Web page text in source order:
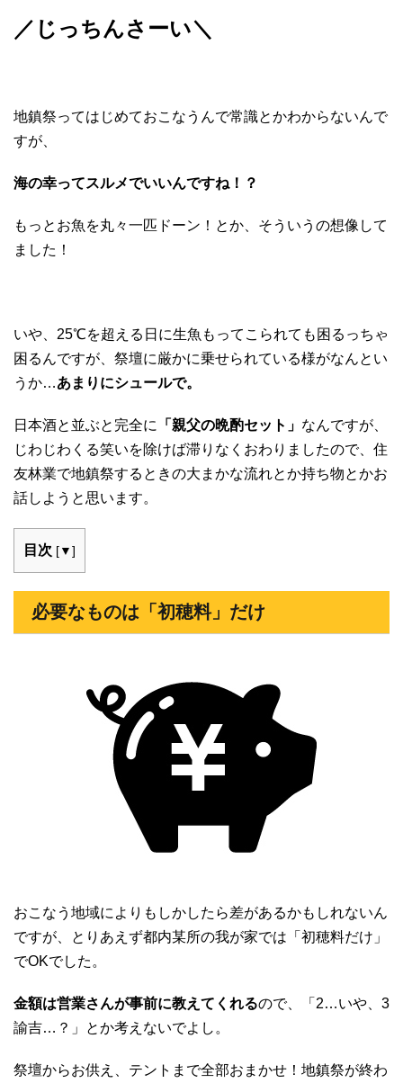
／じっちんさーい＼
地鎮祭ってはじめておこなうんで常識とかわからないんで
すが、
海の幸ってスルメでいいんですね！？
もっとお魚を丸々一匹ドーン！とか、そういうの想像して
ました！
いや、25℃を超える日に生魚もってこられても困るっちゃ
困るんですが、祭壇に厳かに乗せられている様がなんとい
うか…あまりにシュールで。
日本酒と並ぶと完全に 「親父の晩酌セット」 なんですが、
じわじわくる笑いを除けば滞りなくおわりましたので、住
友林業で地鎮祭するときの大まかな流れとか持ち物とかお
話しようと思います。
目次 [▼]
必要なものは「初穂料」だけ
おこなう地域によりもしかしたら差があるかもしれないん
ですが、とりあえず都内某所の我が家では「初穂料だけ」
でOKでした。
金額は営業さんが事前に教えてくれるので、「2…いや、3
諭吉…？」とか考えないでよし。
祭壇からお供え、テントまで全部おまかせ！地鎮祭が終わ